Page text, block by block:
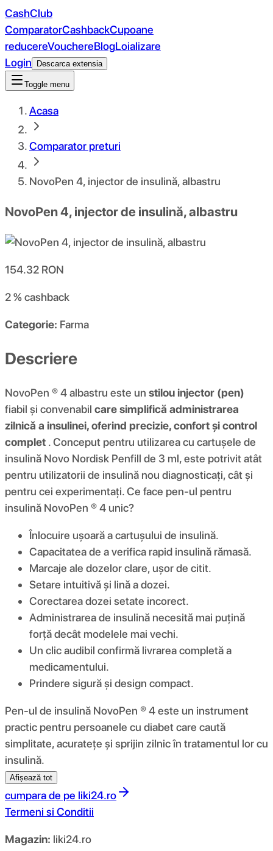
CashClub
ComparatorCashbackCupoane
reducereVouchereBlogLoializare
Login
Descarca extensia
Toggle menu
Acasa
Comparator preturi
NovoPen 4, injector de insulină, albastru
NovoPen 4, injector de insulină, albastru
154.32 RON
2 %cashback
Categorie: Farma
Descriere
NovoPen ® 4 albastru este un stilou injector (pen)
fiabil și convenabil care simplifică administrarea
zilnică a insulinei, oferind precizie, confort și control
complet . Conceput pentru utilizarea cu cartușele de
insulină Novo Nordisk Penfill de 3 ml, este potrivit atât
pentru utilizatorii de insulină nou diagnosticați, cât și
pentru cei experimentați. Ce face pen-ul pentru
insulină NovoPen ® 4 unic?
Înlocuire ușoară a cartuşului de insulină.
Capacitatea de a verifica rapid insulină rămasă.
Marcaje ale dozelor clare, ușor de citit.
Setare intuitivă și lină a dozei.
Corectarea dozei setate incorect.
Administrarea de insulină necesită mai puțină
forță decât modelele mai vechi.
Un clic audibil confirmă livrarea completă a
medicamentului.
Prindere sigură și design compact.
Pen-ul de insulină NovoPen ® 4 este un instrument
practic pentru persoanele cu diabet care caută
simplitate, acuratețe și sprijin zilnic în tratamentul lor cu
insulină.
Afișează tot
cumpara de pe liki24.ro
Termeni si Conditii
Magazin: liki24.ro